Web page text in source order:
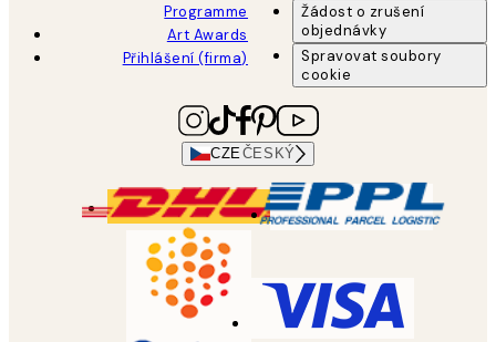
Programme
Art Awards
Přihlášení (firma)
Žádost o zrušení
objednávky
Spravovat soubory
cookie
CZEČESKÝ